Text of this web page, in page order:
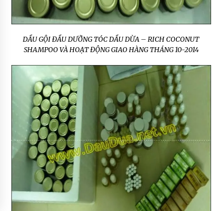
DẦU GỘI ĐẦU DƯỠNG TÓC DẦU DỪA – RICH COCONUT
SHAMPOO VÀ HOẠT ĐỘNG GIAO HÀNG THÁNG 10-2014